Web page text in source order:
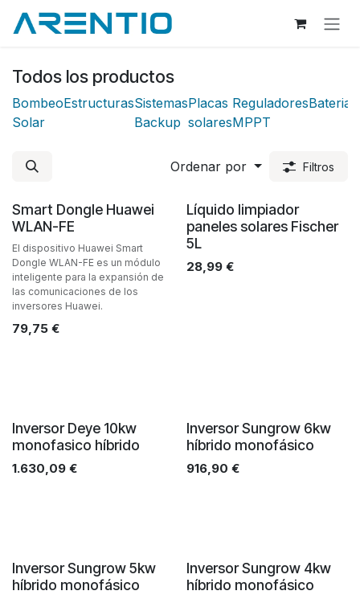
Ir al contenido
Todos los productos
Bombeo
Solar
EstructurasSistemas
Backup
Placas
solares
Reguladores
MPPT
Baterias
Ordenar por Filtros
Smart Dongle Huawei
WLAN-FE
El dispositivo Huawei Smart
Dongle WLAN-FE es un módulo
inteligente para la expansión de
las comunicaciones de los
inversores Huawei.
79,75 €
Líquido limpiador
paneles solares Fischer
5L
28,99€
Inversor Deye 10kw
monofasico híbrido
1.630,09 €
Inversor Sungrow 6kw
híbrido monofásico
916,90 €
Inversor Sungrow 5kw
híbrido monofásico
Inversor Sungrow 4kw
híbrido monofásico